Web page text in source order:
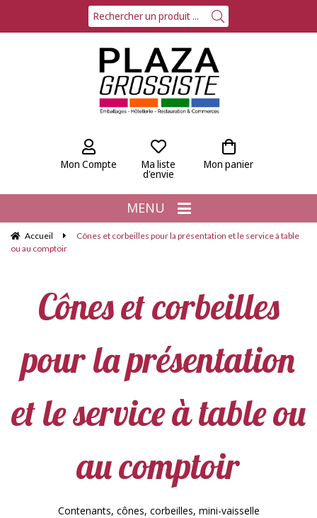
Mon Compte Mon panier
Ma liste
d'envie
MENU
Accueil
Cônes et corbeilles pour la présentation et le service à table
ou au comptoir
Cônes et corbeilles
pour la présentation
et le service à table ou
au comptoir
Contenants, cônes, corbeilles, mini-vaisselle